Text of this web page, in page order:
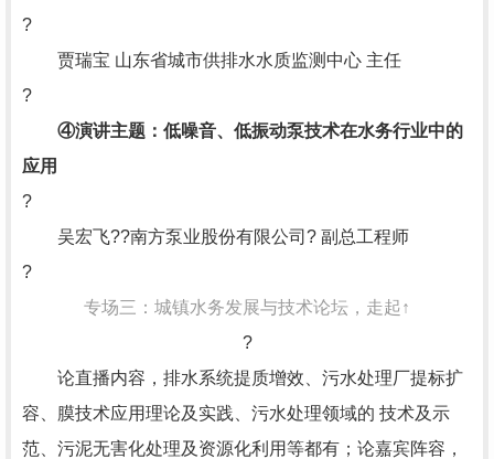
?
贾瑞宝 山东省城市供排水水质监测中心 主任
?
④演讲主题：低噪音、低振动泵技术在水务行业中的
应用
?
吴宏飞??南方泵业股份有限公司? 副总工程师
?
专场三：城镇水务发展与技术论坛，走起↑
?
论直播内容，排水系统提质增效、污水处理厂提标扩
容、膜技术应用理论及实践、污水处理领域的 技术及示
范、污泥无害化处理及资源化利用等都有；论嘉宾阵容，